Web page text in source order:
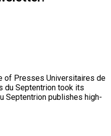
of Presses Universitaires de
du Septentrion took its
Septentrion publishes high-